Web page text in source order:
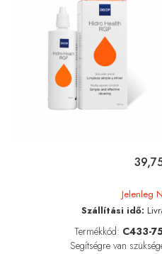
Keménylencse / RGP /
Ortho-K ápoló csomagok
Kontaktlencse csomagok
Szférikus lencsék
Tórikus lencsék
Csomag szférikus lencsékkel
Napszemüvegek
Jelenleg
Szállítási idő:
Termékkód: C433-
Segítségre van